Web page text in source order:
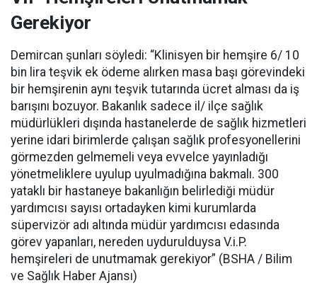
Gerekiyor
Demircan şunları söyledi: “Klinisyen bir hemşire 6/ 10
bin lira teşvik ek ödeme alırken masa başı görevindeki
bir hemşirenin aynı teşvik tutarında ücret alması da iş
barışını bozuyor. Bakanlık sadece il/ ilçe sağlık
müdürlükleri dışında hastanelerde de sağlık hizmetleri
yerine idari birimlerde çalışan sağlık profesyonellerini
görmezden gelmemeli veya evvelce yayınladığı
yönetmeliklere uyulup uyulmadığına bakmalı. 300
yataklı bir hastaneye bakanlığın belirlediği müdür
yardımcısı sayısı ortadayken kimi kurumlarda
süpervizör adı altında müdür yardımcısı edasında
görev yapanları, nereden uydurulduysa V.i.P.
hemşireleri de unutmamak gerekiyor” (BSHA / Bilim
ve Sağlık Haber Ajansı)